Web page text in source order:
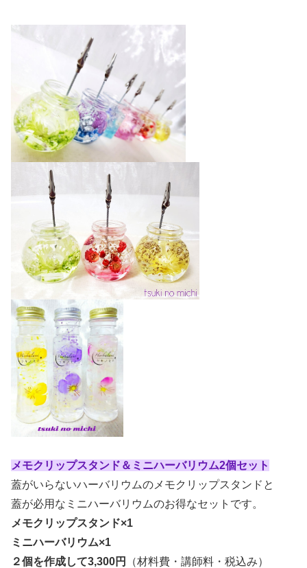
メモクリップスタンド＆ミニハーバリウム2個セット
蓋がいらないハーバリウムのメモクリップスタンドと
蓋が必用なミニハーバリウムのお得なセットです。
メモクリップスタンド×1
ミニハーバリウム×1
２個を作成して3,300円
（材料費・講師料・税込み）